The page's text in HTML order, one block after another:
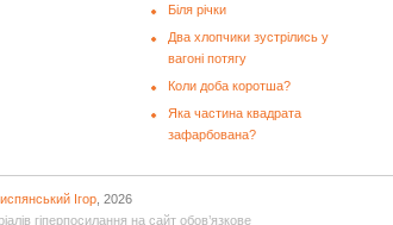
Біля річки
Два хлопчики зустрілись у
вагоні потягу
Коли доба коротша?
Яка частина квадрата
зафарбована?
Ігор, 2026
гіперпосилання на сайт обов’язкове